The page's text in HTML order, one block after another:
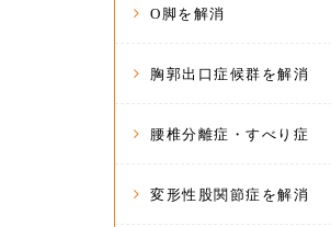
O脚を解消
胸郭出口症候群を解消
腰椎分離症・すべり症
変形性股関節症を解消